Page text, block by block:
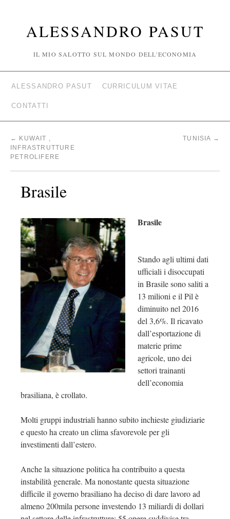
ALESSANDRO PASUT
IL MIO SALOTTO SUL MONDO DELL'ECONOMIA
ALESSANDRO PASUT CURRICULUM VITAE
CONTATTI
←
KUWAIT ,
INFRASTRUTTURE
PETROLIFERE
TUNISIA →
Brasile
Brasile
Stando agli ultimi dati
ufficiali i disoccupati
in Brasile sono saliti a
13 milioni e il Pil è
diminuito nel 2016
del 3,6%. Il ricavato
dall’esportazione di
materie prime
agricole, uno dei
settori trainanti
dell’economia
brasiliana, è crollato.
Molti gruppi industriali hanno subito inchieste giudiziarie
e questo ha creato un clima sfavorevole per gli
investimenti dall’estero.
Anche la situazione politica ha contribuito a questa
instabilità generale. Ma nonostante questa situazione
difficile il governo brasiliano ha deciso di dare lavoro ad
almeno 200mila persone investendo 13 miliardi di dollari